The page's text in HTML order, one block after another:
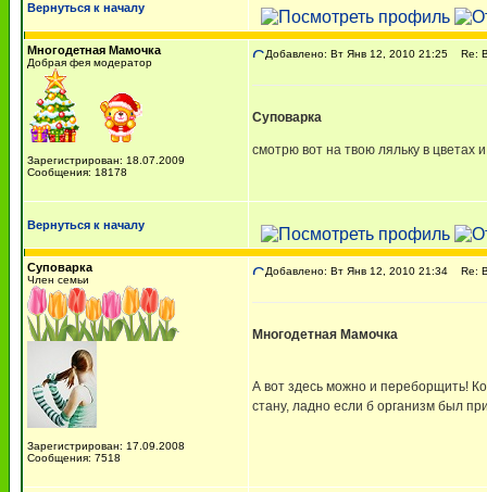
Вернуться к началу
Многодетная Мамочка
Добрая фея модератор
Зарегистрирован: 18.07.2009
Сообщения: 18178
Добавлено: Вт Янв 12, 2010 21:25 Re:
Суповарка
смотрю вот на твою ляльку в цветах
Вернуться к началу
Суповарка
Член семьи
Зарегистрирован: 17.09.2008
Сообщения: 7518
Добавлено: Вт Янв 12, 2010 21:34 Re:
Многодетная Мамочка
А вот здесь можно и переборщить!
стану, ладно если б организм был